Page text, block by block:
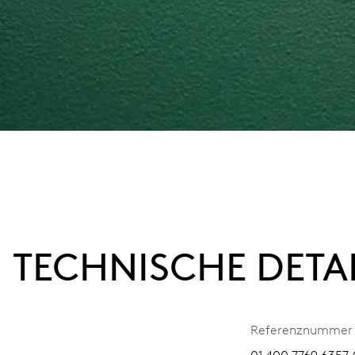
TECHNISCHE
Referenznummer